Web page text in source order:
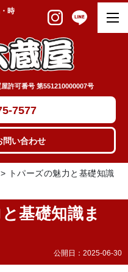
時
許可番号 第551210000007号
7577
問い合わせ
>
トパーズの魅力と基礎知識
基礎知識ま
公開日： 2025-06-30